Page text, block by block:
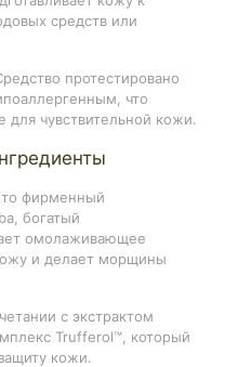
средств или
протестировано
что
чувствительной кожи.
фирменный
богатый
омолаживающее
и делает морщины
с экстрактом
Trufferol™, который
кожи.